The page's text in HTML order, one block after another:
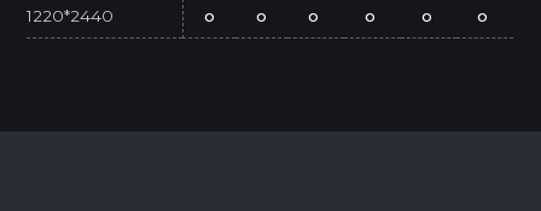
1220*2440 o o o o o o